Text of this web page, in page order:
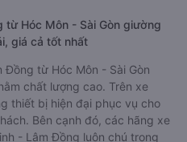
từ Hóc Môn - Sài Gòn giường
giá cả tốt nhất
Đồng từ Hóc Môn - Sài Gòn
chất lượng cao. Trên xe
thiết bị hiện đại phục vụ cho
Bên cạnh đó, các hãng xe
- Lâm Đồng luôn chú trọng